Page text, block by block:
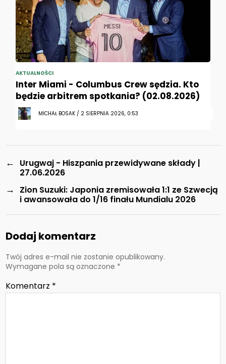
AKTUALNOŚCI
Inter Miami - Columbus Crew sędzia. Kto
będzie arbitrem spotkania? (02.08.2026)
MICHAŁ BOSAK / 2 SIERPNIA 2026, 0:53
←
Urugwaj - Hiszpania przewidywane składy |
27.06.2026
→
Zion Suzuki: Japonia zremisowała 1:1 ze Szwecją
i awansowała do 1/16 finału Mundialu 2026
Dodaj komentarz
Twój adres e-mail nie zostanie opublikowany.
Wymagane pola są oznaczone *
Komentarz *